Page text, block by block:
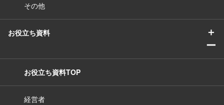
その他
お役立ち資料
＋
ー
お役立ち資料TOP
経営者